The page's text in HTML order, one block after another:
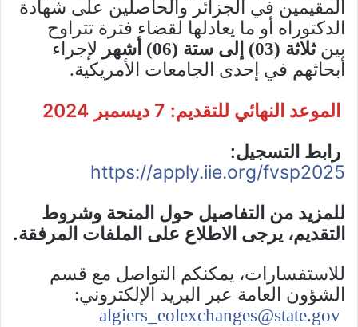
المقيمين في الجزائر والحاصلين على شهادة
الدكتوراه أو ما يعادلها لقضاء فترة تتراوح
بينثلاثة (03) إلى ستة (06) أشهر
لإجراء
أبحاثهم في إحدى الجامعات الأمريكية.
الموعد النهائي للتقديم: 7 ديسمبر 2024
رابط التسجيل:
https://apply.iie.org/fvsp2025
للمزيد من التفاصيل حول المنحة وشروط
التقديم، يرجى الاطلاع على الملفات المرفقة.
للاستفسارات، يمكنكم التواصل مع قسم
الشؤون العامة عبر البريد الإلكتروني:
algiers_eolexchanges@state.gov